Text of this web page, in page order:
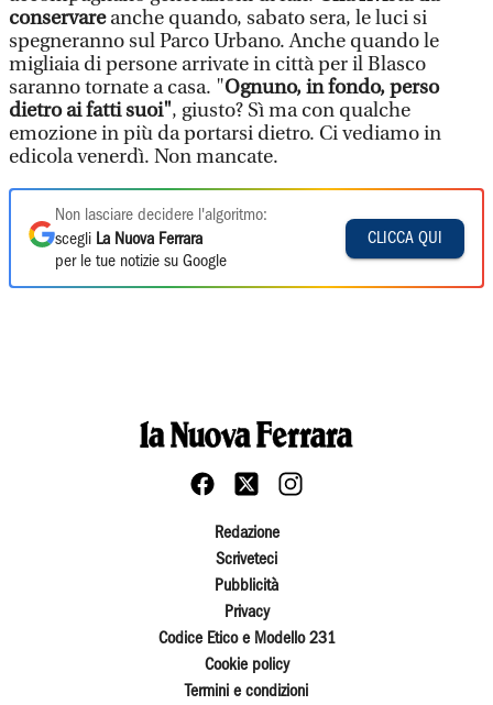
conservareanche quando, sabato sera, le luci si
spegneranno sul Parco Urbano. Anche quando le
migliaia di persone arrivate in città per il Blasco
saranno tornate a casa. "Ognuno, in fondo, perso
dietro ai fatti suoi", giusto? Sì ma con qualche
emozione in più da portarsi dietro. Ci vediamo in
edicola venerdì. Non mancate.
Non lasciare decidere l'algoritmo:
scegli La Nuova Ferrara
per le tue notizie su Google
CLICCA QUI
Redazione
Scriveteci
Pubblicità
Privacy
Codice Etico e Modello 231
Cookie policy
Termini e condizioni